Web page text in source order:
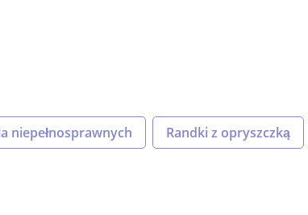
niepełnosprawnych Randki z opryszczką